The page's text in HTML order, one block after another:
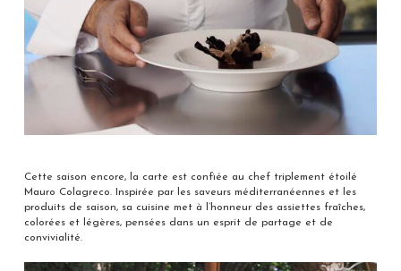
Cette saison encore, la carte est confiée au chef triplement étoilé
Mauro Colagreco. Inspirée par les saveurs méditerranéennes et les
produits de saison, sa cuisine met à l’honneur des assiettes fraîches,
colorées et légères, pensées dans un esprit de partage et de
convivialité.